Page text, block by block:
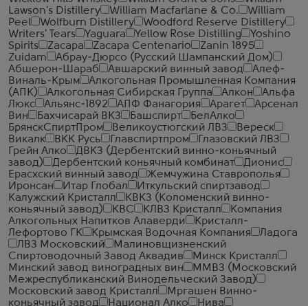
Lawson's Distillery
William Macfarlane & Co.
William
Peel
Wolfburn Distillery
Woodford Reserve Distillery
Writers' Tears
Yaguara Yellow Rose Distilling
Yoshino
Spirits
Zacapa Zacapa Centenario
Zanin 1895
Zuidam
Абрау-Дюрсо (Русский Шампанский Дом)
Абшерон-Шараб
Авшарский винный завод
Алеф-
Виналь-Крым
Алкогольная Промышленная Компания
(АПК)
Алкогольная Сибирская Группа Алкон
Альфа
Люкс
Альянс-1892 АПФ Фанагория Арагет
Арсенал
Вин
Бахчисарай ВКЗ Башспирт
БелАлко
БрянскСпиртПром
Великоустюгский ЛВЗ
Вереск
Викалк
ВКК Русь Главспиртпром
Глазовский ЛВЗ
Грейн Алко
ДВКЗ (Дербентский винно-коньячный
завод)
Дербентский коньячный комбинат
Дионис
Ерасхский винный завод
Жемчужина Ставрополья
Иронсан
Итар Глобал
Иткульский спиртзавод
Калужский Кристалл
КВКЗ (Коломенский винно-
коньячный завод)
КВС КЛВЗ Кристалл
Компания
Алкогольных Напитков Алаверди
Кристалл-
Лефортово ГК
Крымская Водочная Компания
Ладога
ЛВЗ Московский
Малиновщизненский
Спиртоводочный Завод Аквадив
Минск Кристалл
Минский завод виноградных вин
ММВЗ (Московский
Межреспубликанский Винодельческий Завод)
Московский завод Кристалл
Мргашен Винно-
коньячный завод
Национал Алко
Нива